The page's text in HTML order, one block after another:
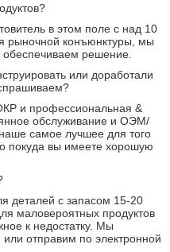
в этом поле с над 10
рыночной конъюнктуры, мы
решение.
или доработали
и профессиональная &
обслуживание и ОЭМ/
самое лучшее для того
покуда вы имеете хорошую
деталей с запасом 15-20
маловероятных продуктов
к недостатку. Мы
отправим по электронной